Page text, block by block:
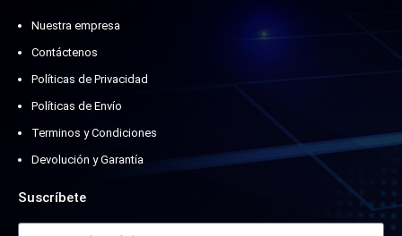
Nuestra empresa
Contáctenos
Políticas de Privacidad
Políticas de Envío
Terminos y Condiciones
Devolución y Garantía
Suscríbete